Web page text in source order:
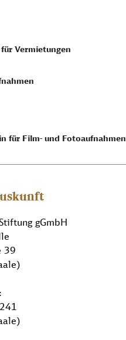
Vermietungen
für Film- und Fotoaufnahmen
gGmbH
39